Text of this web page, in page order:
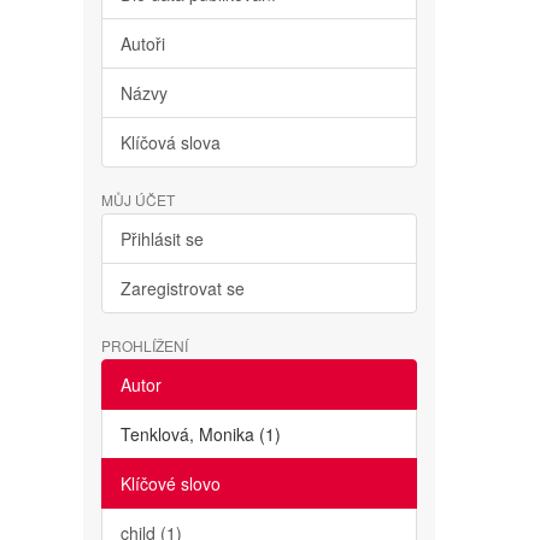
Autoři
Názvy
Klíčová slova
MŮJ ÚČET
Přihlásit se
Zaregistrovat se
PROHLÍŽENÍ
Autor
Tenklová, Monika (1)
Klíčové slovo
child (1)